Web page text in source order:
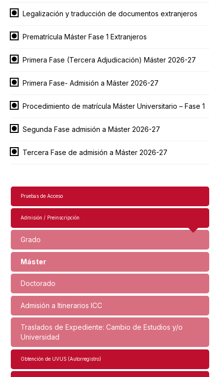
Legalización y traducción de documentos extranjeros
Prematrícula Máster Fase 1 Extranjeros
Primera Fase (Tercera Adjudicación) Máster 2026-27
Primera Fase- Admisión a Máster 2026-27
Procedimiento de matrícula Máster Universitario – Fase 1
Segunda Fase admisión a Máster 2026-27
Tercera Fase de admisión a Máster 2026-27
Navegación
principal
Pruebas de Acceso
Admisión / Preinscripción
Grado
Máster
Doctorado
Admisión a Itinerarios ICC
Traslados de Expediente: Cambio de Estudios y/o
Universidad
Obtención de UVUS (Autorregistro)